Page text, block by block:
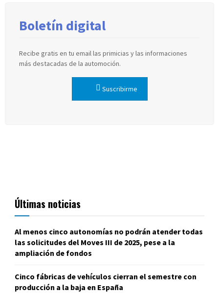
Boletín digital
Recibe gratis en tu email las primicias y las informaciones
más destacadas de la automoción.
Suscribirme
Últimas noticias
Al menos cinco autonomías no podrán atender todas
las solicitudes del Moves III de 2025, pese a la
ampliación de fondos
Cinco fábricas de vehículos cierran el semestre con
producción a la baja en España